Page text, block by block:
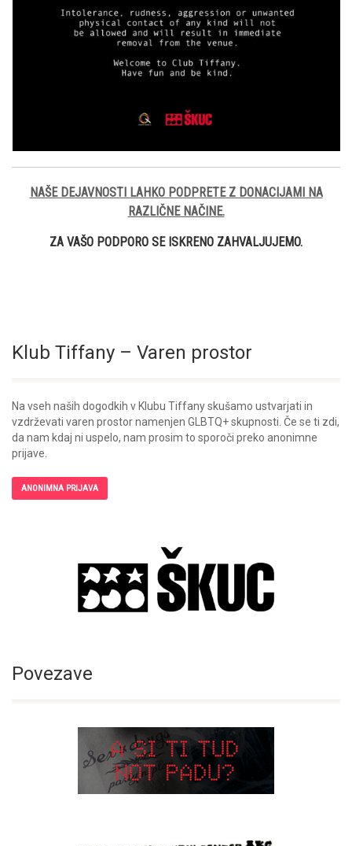
NAŠE DEJAVNOSTI LAHKO PODPRETE Z DONACIJAMI NA
RAZLIČNE NAČINE.
ZA VAŠO PODPORO SE ISKRENO ZAHVALJUJEMO.
Klub Tiffany – Varen prostor
Na vseh naših dogodkih v Klubu Tiffany skušamo ustvarjati in
vzdrževati varen prostor namenjen GLBTQ+ skupnosti. Če se ti zdi,
da nam kdaj ni uspelo, nam prosim to sporoči preko anonimne
prijave.
ANONIMNA PRIJAVA
Povezave